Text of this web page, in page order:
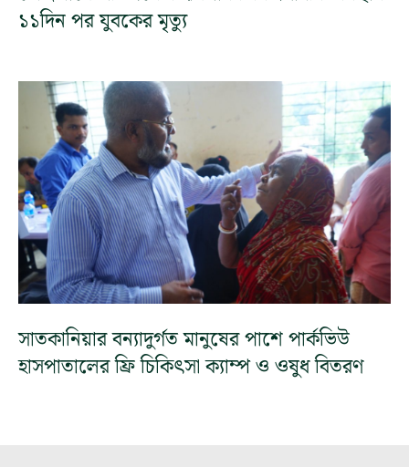
১১দিন পর যুবকের মৃত্যু
সাতকানিয়ার বন্যাদুর্গত মানুষের পাশে পার্কভিউ
হাসপাতালের ফ্রি চিকিৎসা ক্যাম্প ও ওষুধ বিতরণ